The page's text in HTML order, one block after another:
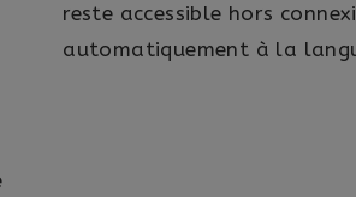
reste accessible hors
automatiquement à la